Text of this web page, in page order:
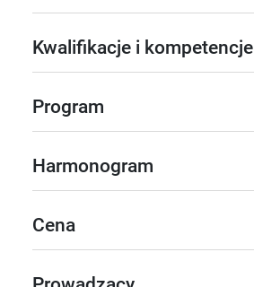
Kwalifikacje i kompetencje
Program
Harmonogram
Cena